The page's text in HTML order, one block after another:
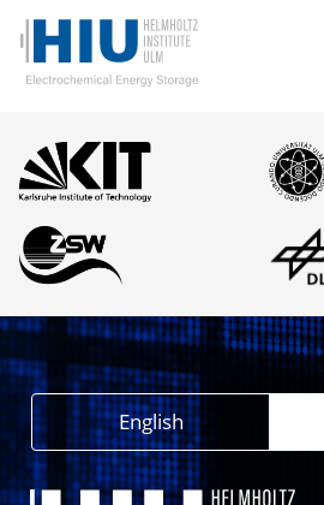
English